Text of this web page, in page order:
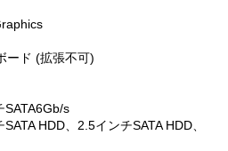
ード (拡張不可)
SATA6Gb/s
HDD、2.5インチSATA HDD、